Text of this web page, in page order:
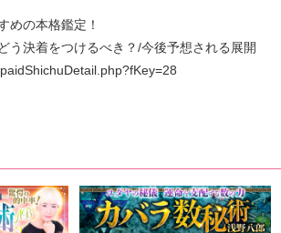
めの本格鑑定！
う決着をつけるべき？/今後予想される展開